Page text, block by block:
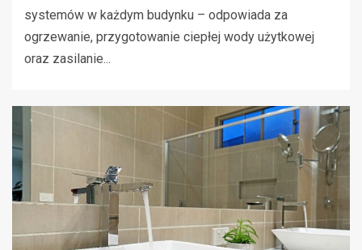
systemów w każdym budynku – odpowiada za
ogrzewanie, przygotowanie ciepłej wody użytkowej
oraz zasilanie...